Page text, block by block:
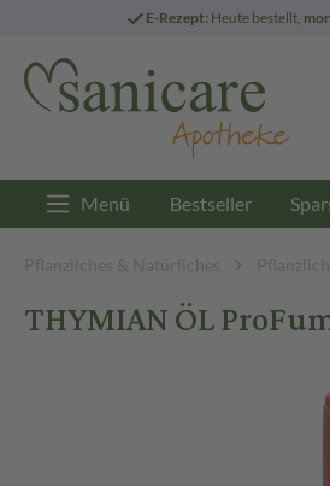
E-Rezept: Heute bestellt,
Menü Bestseller
Pflanzliches & Natürliches
THYMIAN ÖL